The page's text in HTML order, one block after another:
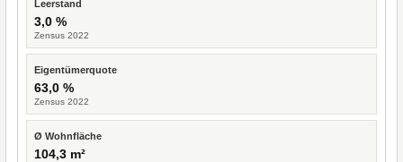
Leerstand
3,0 %
Zensus 2022
Eigentümerquote
63,0 %
Zensus 2022
Ø Wohnfläche
104,3 m²